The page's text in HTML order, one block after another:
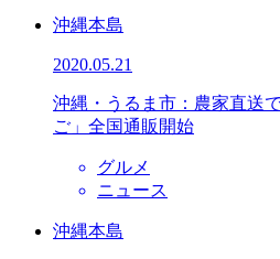
沖縄本島
2020.05.21
沖縄・うるま市：農家直送
ご」全国通販開始
グルメ
ニュース
沖縄本島